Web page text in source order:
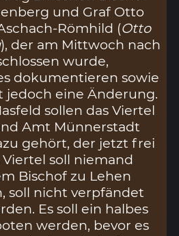
und Graf Otto
Römhild (Otto
), der am Mittwoch nach
wurde,
dokumentieren sowie
jedoch eine Änderung.
sollen das Viertel
Amt Münnerstadt
gehört, der jetzt frei
soll niemand
Bischof zu Lehen
soll nicht verpfändet
Es soll ein halbes
werden, bevor es